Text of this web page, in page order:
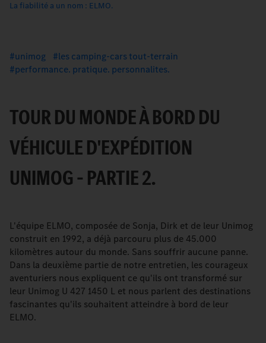
La fiabilité a un nom : ELMO.
unimog
les camping-cars tout-terrain
performance. pratique. personnalites.
TOUR DU MONDE À BORD DU
VÉHICULE D'EXPÉDITION
UNIMOG – PARTIE 2.
L'équipe ELMO, composée de Sonja, Dirk et de leur Unimog
construit en 1992, a déjà parcouru plus de 45.000
kilomètres autour du monde. Sans souffrir aucune panne.
Dans la deuxième partie de notre entretien, les courageux
aventuriers nous expliquent ce qu'ils ont transformé sur
leur Unimog U 427 1450 L et nous parlent des destinations
fascinantes qu'ils souhaitent atteindre à bord de leur
ELMO.